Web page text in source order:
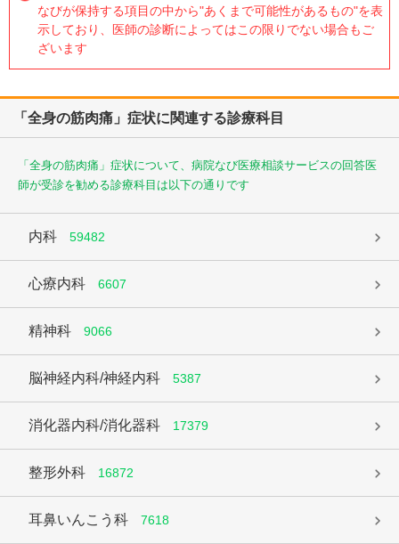
なびが保持する項目の中から"あくまで可能性があるもの"を表
示しており、医師の診断によってはこの限りでない場合もご
ざいます
「全身の筋肉痛」症状に関連する診療科目
「全身の筋肉痛」症状について、病院なび医療相談サービスの回答医
師が受診を勧める診療科目は以下の通りです
内科 59482
心療内科 6607
精神科 9066
脳神経内科/神経内科 5387
消化器内科/消化器科 17379
整形外科 16872
耳鼻いんこう科 7618